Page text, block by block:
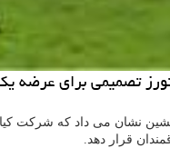
تصمیمی برای عرضه